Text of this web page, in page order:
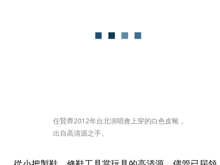
任賢齊2012年台北演唱會上穿的白色皮靴，
出自高清源之手。